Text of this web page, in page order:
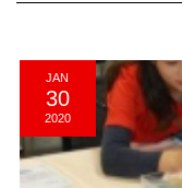
JAN
30
2020